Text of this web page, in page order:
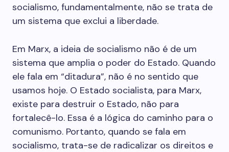
socialismo, fundamentalmente, não se trata de
um sistema que exclui a liberdade.
Em Marx, a ideia de socialismo não é de um
sistema que amplia o poder do Estado. Quando
ele fala em “ditadura”, não é no sentido que
usamos hoje. O Estado socialista, para Marx,
existe para destruir o Estado, não para
fortalecê-lo. Essa é a lógica do caminho para o
comunismo. Portanto, quando se fala em
socialismo, trata-se de radicalizar os direitos e